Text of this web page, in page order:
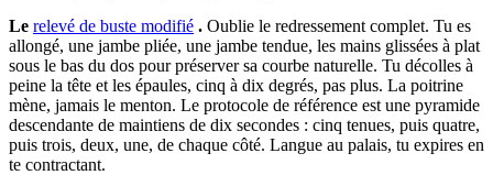
Le relevé de buste modifié . Oublie le redressement complet. Tu es
allongé, une jambe pliée, une jambe tendue, les mains glissées à plat
sous le bas du dos pour préserver sa courbe naturelle. Tu décolles à
peine la tête et les épaules, cinq à dix degrés, pas plus. La poitrine
mène, jamais le menton. Le protocole de référence est une pyramide
descendante de maintiens de dix secondes : cinq tenues, puis quatre,
puis trois, deux, une, de chaque côté. Langue au palais, tu expires en
te contractant.